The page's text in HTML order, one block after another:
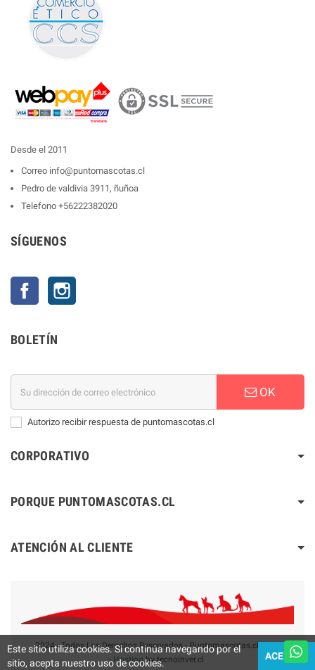
Desde el 2011
Correo info@puntomascotas.cl
Pedro de valdivia 3911, ñuñoa
Telefono +56222382020
SÍGUENOS
Facebook
BOLETÍN
OK
Autorizo recibir respuesta de puntomascotas.cl
CORPORATIVO
PORQUE PUNTOMASCOTAS.CL
ATENCIÓN AL CLIENTE
2024 - Todos Los Derechos Reservados - Puntomascotas.cl V2.0
-Hosting by tecnoinver.cl
Este sitio utiliza cookies. Si continúa navegando por el
sitio, acepta nuestro uso de cookies.
ACEPTAR